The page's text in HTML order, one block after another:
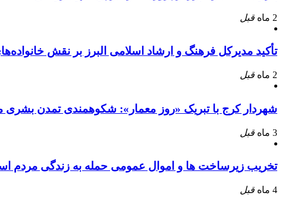
2 ماه قبل
تأکید مدیرکل فرهنگ و ارشاد اسلامی البرز بر نقش
2 ماه قبل
شهردار کرج با تبریک «روز معمار»: شکوهمندی تمدن بشری
3 ماه قبل
تخریب زیرساخت ها و اموال عمومی حمله به زندگی مردم
4 ماه قبل